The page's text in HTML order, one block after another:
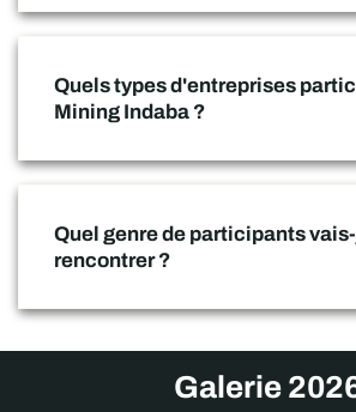
Quels types d'entreprises
Mining Indaba ?
Quel genre de participants
rencontrer ?
Galerie